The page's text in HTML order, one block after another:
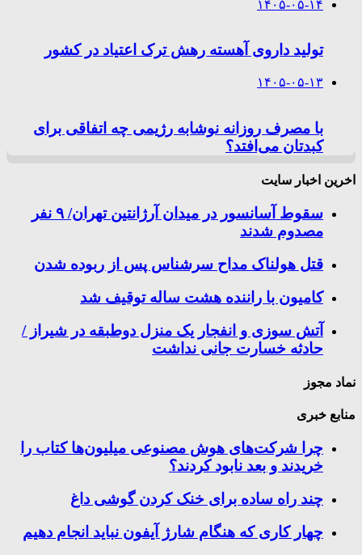
۱۴۰۵-۰۵-۱۴
تولید داروی آهسته رهش ترک اعتیاد در کشور
۱۴۰۵-۰۵-۱۳
با مصرف روزانه نوشابه رژیمی چه اتفاقی برای
کبدتان می‌افتد؟
اخرین اخبار سایت
سقوط آسانسور در میدان آرژانتین تهران/ ۹ نفر
مصدوم شدند
قتل هولناک مداح سرشناس پس از ربوده شدن
کامیون با راننده هشت ساله توقیف شد
آتش سوزی و انفجار یک منزل دوطبقه در شیراز /
حادثه خسارت جانی نداشت
نماد مجوز
منابع خبری
چرا شرکت‌های هوش مصنوعی میلیون‌ها کتاب را
خریدند و بعد نابود کردند؟
چند راه‌ ساده برای خنک کردن گوشی داغ
چهار کاری که هنگام شارژ آیفون نباید انجام دهیم